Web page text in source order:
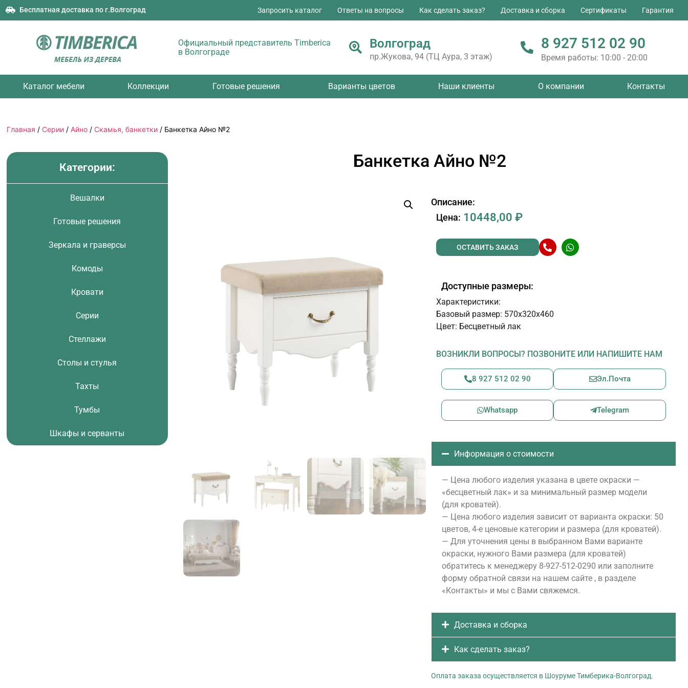
Бесплатная доставка по г.Волгоград Запросить каталог Ответы на вопросы Как сделать заказ? Доставка и сборка Сертификаты Гарантия
Официальный представитель Timberica
в Волгограде
Волгоград
пр.Жукова, 94 (ТЦ Аура, 3 этаж)
8 927 512 02 90
Время работы: 10:00 - 20:00
Каталог мебели Коллекции Готовые решения Варианты цветов Наши клиенты О компании Контакты
Главная / Серии / Айно / Скамья, банкетки / Банкетка Айно №2
Категории:
Вешалки
Готовые решения
Зеркала и граверсы
Комоды
Кровати
Серии
Стеллажи
Столы и стулья
Тахты
Тумбы
Шкафы и серванты
Банкетка Айно №2
Описание:
Цена: 10448,00 ₽
ОСТАВИТЬ ЗАКАЗ
Доступные размеры:
Характеристики:
Базовый размер: 570х320х460
Цвет: Бесцветный лак
ВОЗНИКЛИ ВОПРОСЫ? ПОЗВОНИТЕ ИЛИ НАПИШИТЕ НАМ
8 927 512 02 90 Эл.Почта
Whatsapp Telegram
Информация о стоимости
— Цена любого изделия указана в цвете окраски —
«бесцветный лак» и за минимальный размер модели
(для кроватей).
— Цена любого изделия зависит от варианта окраски: 50
цветов, 4-е ценовые категории и размера (для кроватей).
— Для уточнения цены в выбранном Вами варианте
окраски, нужного Вами размера (для кроватей)
обратитесь к менеджеру 8-927-512-0290 или заполните
форму обратной связи на нашем сайте , в разделе
«Контакты» и мы с Вами свяжемся.
Доставка и сборка
Как сделать заказ?
Оплата заказа осуществляется в Шоуруме Тимберика-Волгоград.